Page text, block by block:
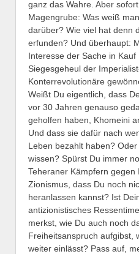
ganz das Wahre. Aber
Magengrube: Was weiß
darüber? Wie viel hat denn
erfunden? Und überhaupt:
Interesse der Sache in
Siegesgeheul der
Konterrevolutionäre
Weißt Du eigentlich, dass
vor 30 Jahren genauso
geholfen haben, Khomeini
Und dass sie dafür nach
Leben bezahlt haben?
wissen? Spürst Du immer
Teheraner Kämpfern gegen
Zionismus, dass Du noch
heranlassen kannst? Ist
antizionistisches
merkst, wie Du auch noch
Freiheitsanspruch aufgibst,
weiter einlässt? Pass auf,